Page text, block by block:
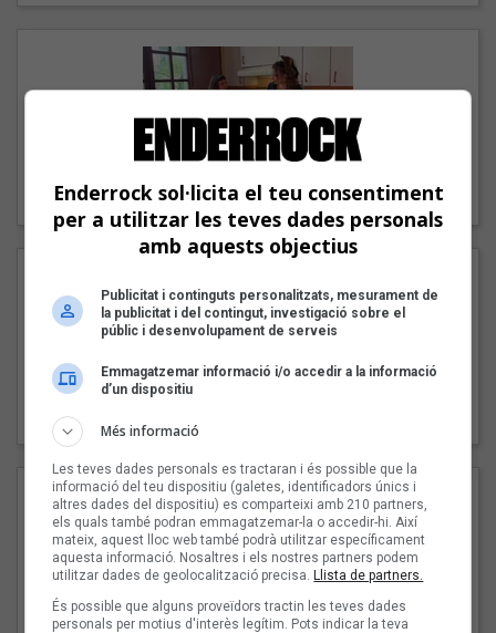
Carmen y María
Enderrock sol·licita el teu consentiment
per a utilitzar les teves dades personals
amb aquests objectius
Publicitat i continguts personalitzats, mesurament de
la publicitat i del contingut, investigació sobre el
públic i desenvolupament de serveis
Emmagatzemar informació i/o accedir a la informació
d’un dispositiu
Més informació
Les teves dades personals es tractaran i és possible que la
informació del teu dispositiu (galetes, identificadors únics i
altres dades del dispositiu) es comparteixi amb 210 partners,
els quals també podran emmagatzemar-la o accedir-hi. Així
mateix, aquest lloc web també podrà utilitzar específicament
aquesta informació. Nosaltres i els nostres partners podem
utilitzar dades de geolocalització precisa. Llista de partners.
És possible que alguns proveïdors tractin les teves dades
personals per motius d'interès legítim. Pots indicar la teva